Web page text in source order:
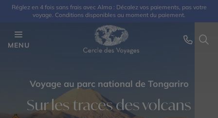
Réglez en 4 fois sans frais avec Alma : Décalez vos paiements, pas votre
voyage. Conditions disponibles au moment du paiement.
MENU
Voyage au parc national de Tongariro
Sur les traces des volcans